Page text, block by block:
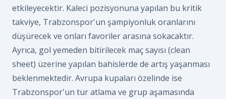
etkileyecektir. Kaleci pozisyonuna yapılan bu kritik
takviye, Trabzonspor'un şampiyonluk oranlarını
düşürecek ve onları favoriler arasına sokacaktır.
Ayrıca, gol yemeden bitirilecek maç sayısı (clean
sheet) üzerine yapılan bahislerde de artış yaşanması
beklenmektedir. Avrupa kupaları özelinde ise
Trabzonspor'un tur atlama ve grup aşamasında